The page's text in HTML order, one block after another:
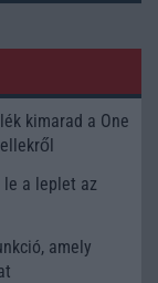
kimarad a One
le a leplet az
amely